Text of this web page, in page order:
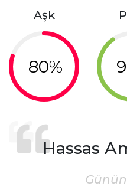
Aşk
80%
Hassas